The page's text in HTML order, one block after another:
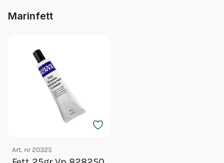
Marinfett
Art. nr 20325